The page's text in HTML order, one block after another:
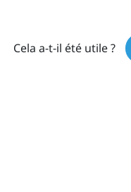
Cela a-t-il été utile ?